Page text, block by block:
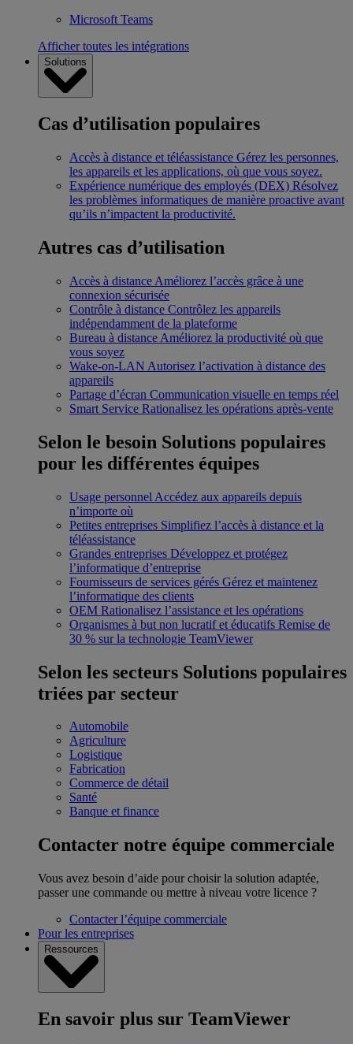
Microsoft Teams
Afficher toutes les intégrations
Solutions
Cas d’utilisation populaires
Accès à distance et téléassistance Gérez les personnes,
les appareils et les applications, où que vous soyez.
Expérience numérique des employés (DEX) Résolvez
les problèmes informatiques de manière proactive avant
qu’ils n’impactent la productivité.
Autres cas d’utilisation
Accès à distance Améliorez l’accès grâce à une
connexion sécurisée
Contrôle à distance Contrôlez les appareils
indépendamment de la plateforme
Bureau à distance Améliorez la productivité où que
vous soyez
Wake-on-LAN Autorisez l’activation à distance des
appareils
Partage d’écran Communication visuelle en temps réel
Smart Service Rationalisez les opérations après-vente
Selon le besoin Solutions populaires
pour les différentes équipes
Usage personnel Accédez aux appareils depuis
n’importe où
Petites entreprises Simplifiez l’accès à distance et la
téléassistance
Grandes entreprises Développez et protégez
l’informatique d’entreprise
Fournisseurs de services gérés Gérez et maintenez
l’informatique des clients
OEM Rationalisez l’assistance et les opérations
Organismes à but non lucratif et éducatifs Remise de
30 % sur la technologie TeamViewer
Selon les secteurs Solutions populaires
triées par secteur
Automobile
Agriculture
Logistique
Fabrication
Commerce de détail
Santé
Banque et finance
Contacter notre équipe commerciale
Vous avez besoin d’aide pour choisir la solution adaptée,
passer une commande ou mettre à niveau votre licence ?
Contacter l’équipe commerciale
Pour les entreprises
Ressources
En savoir plus sur TeamViewer